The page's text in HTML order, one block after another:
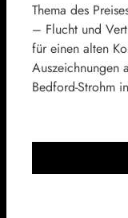
Thema des
– Flucht und
für einen alten
Auszeichnungen
Bedford-Strohm